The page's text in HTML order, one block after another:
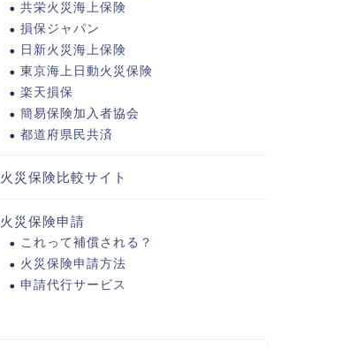
共栄火災海上保険
損保ジャパン
日新火災海上保険
東京海上日動火災保険
楽天損保
簡易保険加入者協会
都道府県民共済
火災保険比較サイト
火災保険申請
これって補償される？
火災保険申請方法
申請代行サービス